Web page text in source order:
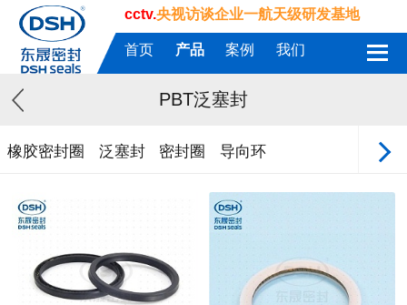
cctv.央视访谈企业一航天级研发基地
首页 产品 案例 我们
PBT泛塞封
橡胶密封圈 泛塞封 密封圈 导向环